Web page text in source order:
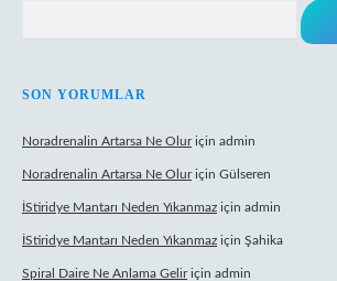
SON YORUMLAR
Noradrenalin Artarsa Ne Oluriçin admin
Noradrenalin Artarsa Ne Oluriçin Gülseren
İStiridye Mantarı Neden Yıkanmaz için admin
İStiridye Mantarı Neden Yıkanmaz için Şahika
Spiral Daire Ne Anlama Geliriçin admin